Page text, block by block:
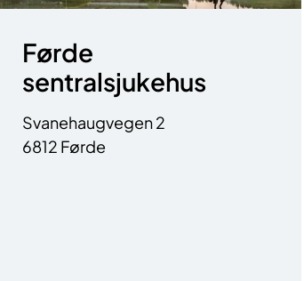
Førde
sentralsjukehus
Svanehaugvegen 2
6812 Førde